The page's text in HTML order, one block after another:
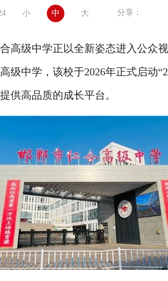
小 中 大 分享：
级中学正以全新姿态进入公众
级中学，该校于2026年正式启动
供高品质的成长平台。